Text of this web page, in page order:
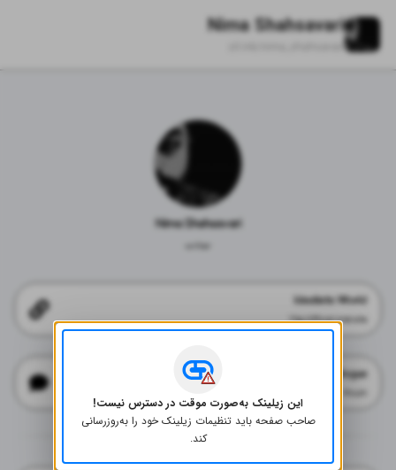
Nima Shahsavari
nima_shahsavari
Nima Shahsavari
writer
Idealistic World
The Official Website
Dialogue
این زیلینک به‌صورت موقت در دسترس نیست!
صاحب صفحه باید تنظیمات زیلینک خود را به‌روز‌رسانی
کند.